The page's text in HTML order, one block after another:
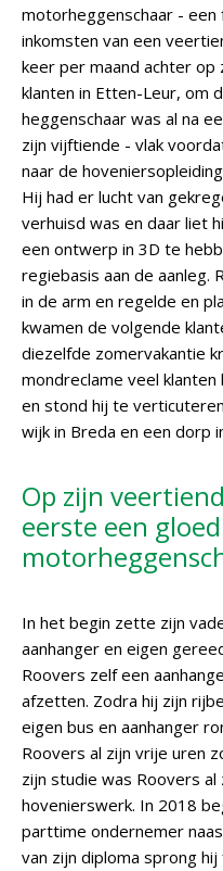
motorheggenschaar -
inkomsten van een
keer per maand achter
klanten in Etten-Leur, om
heggenschaar was al na
zijn vijftiende - vlak
naar de
Hij had er lucht van
verhuisd was en daar liet
een ontwerp in 3D te
regiebasis aan de aanleg.
in de arm en regelde en
kwamen de volgende
diezelfde zomervakantie
mondreclame veel
en stond hij te
wijk in Breda en een dorp
Op zijn
eerste een
In het begin zette zijn
aanhanger en eigen
Roovers zelf een
afzetten. Zodra hij zijn
eigen bus en aanhanger
Roovers al zijn vrije uren
zijn studie was Roovers
hovenierswerk. In 2018
parttime ondernemer
van zijn diploma sprong